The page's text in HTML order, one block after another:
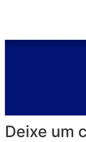
Deixe um